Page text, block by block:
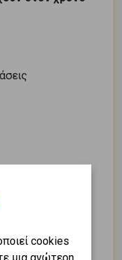
cookies
μια ανώτερη